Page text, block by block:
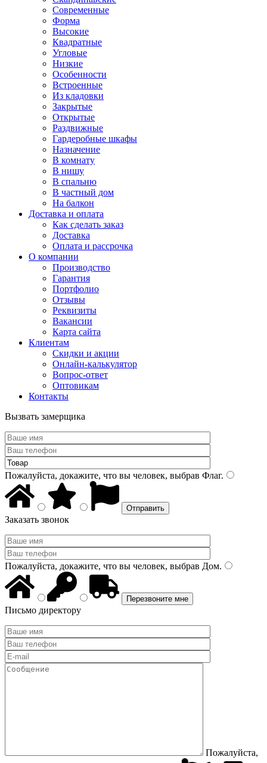
Современные
Форма
Высокие
Квадратные
Угловые
Низкие
Особенности
Встроенные
Из кладовки
Закрытые
Открытые
Раздвижные
Гардеробные шкафы
Назначение
В комнату
В нишу
В спальню
В частный дом
На балкон
Доставка и оплата
Как сделать заказ
Доставка
Оплата и рассрочка
О компании
Производство
Гарантия
Портфолио
Отзывы
Реквизиты
Вакансии
Карта сайта
Клиентам
Скидки и акции
Онлайн-калькулятор
Вопрос-ответ
Оптовикам
Контакты
Вызвать замерщика
Пожалуйста, докажите, что вы человек, выбрав Флаг.
Заказать звонок
Пожалуйста, докажите, что вы человек, выбрав Дом.
Письмо директору
Пожалуйста,